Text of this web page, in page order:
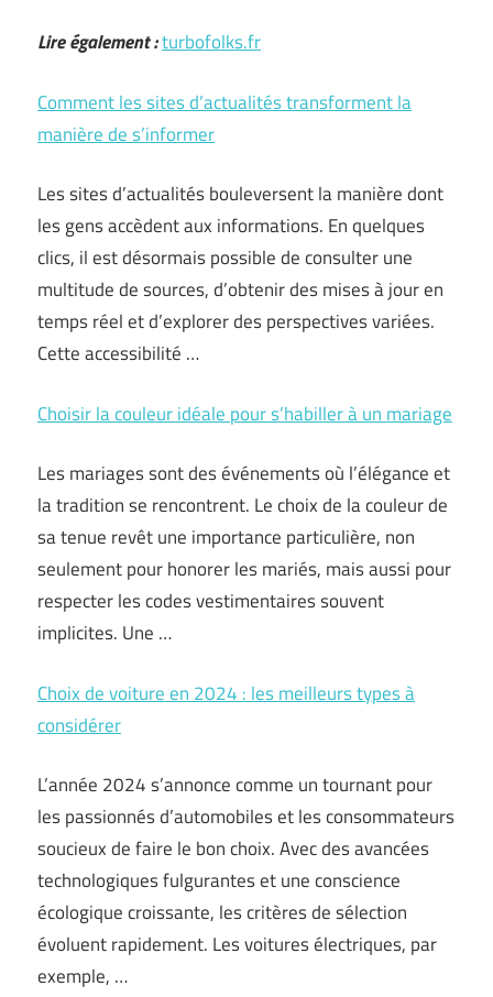
Lire également :turbofolks.fr
Comment les sites d’actualités transforment la
manière de s’informer
Les sites d’actualités bouleversent la manière dont
les gens accèdent aux informations. En quelques
clics, il est désormais possible de consulter une
multitude de sources, d’obtenir des mises à jour en
temps réel et d’explorer des perspectives variées.
Cette accessibilité …
Choisir la couleur idéale pour s’habiller à un mariage
Les mariages sont des événements où l’élégance et
la tradition se rencontrent. Le choix de la couleur de
sa tenue revêt une importance particulière, non
seulement pour honorer les mariés, mais aussi pour
respecter les codes vestimentaires souvent
implicites. Une …
Choix de voiture en 2024 : les meilleurs types à
considérer
L’année 2024 s’annonce comme un tournant pour
les passionnés d’automobiles et les consommateurs
soucieux de faire le bon choix. Avec des avancées
technologiques fulgurantes et une conscience
écologique croissante, les critères de sélection
évoluent rapidement. Les voitures électriques, par
exemple, …